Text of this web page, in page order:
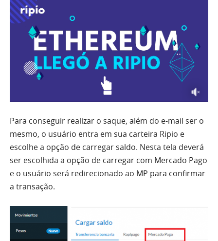
Para conseguir realizar o saque, além do e-mail ser o
mesmo, o usuário entra em sua carteira Ripio e
escolhe a opção de carregar saldo. Nesta tela deverá
ser escolhida a opção de carregar com Mercado Pago
e o usuário será redirecionado ao MP para confirmar
a transação.